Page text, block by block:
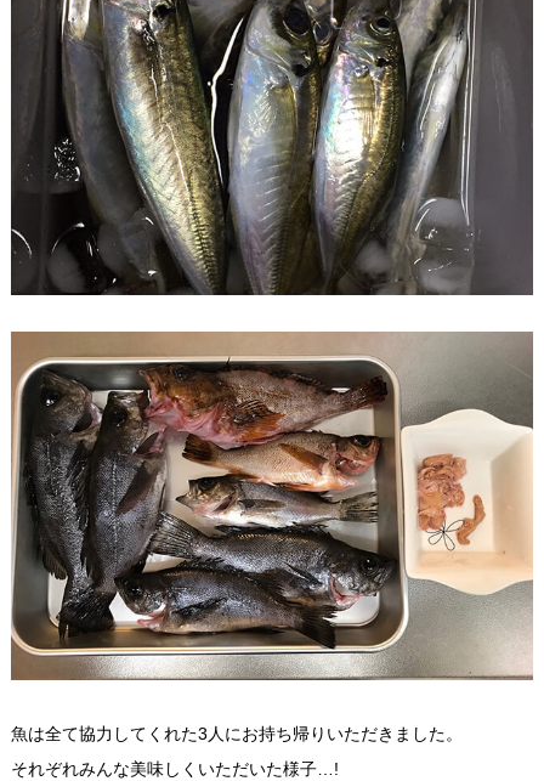
魚は全て協力してくれた3人にお持ち帰りいただきました。
それぞれみんな美味しくいただいた様子…!